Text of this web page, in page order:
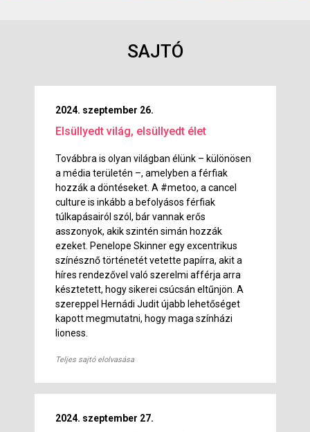
SAJTÓ
2024. szeptember 26.
Elsüllyedt világ, elsüllyedt élet
Továbbra is olyan világban élünk – különösen
a média területén –, amelyben a férfiak
hozzák a döntéseket. A #metoo, a cancel
culture is inkább a befolyásos férfiak
túlkapásairól szól, bár vannak erős
asszonyok, akik szintén simán hozzák
ezeket. Penelope Skinner egy excentrikus
színésznő történetét vetette papírra, akit a
híres rendezővel való szerelmi afférja arra
késztetett, hogy sikerei csúcsán eltűnjön. A
szereppel Hernádi Judit újabb lehetőséget
kapott megmutatni, hogy maga színházi
lioness.
Teljes sajtó elolvasása
2024. szeptember 27.